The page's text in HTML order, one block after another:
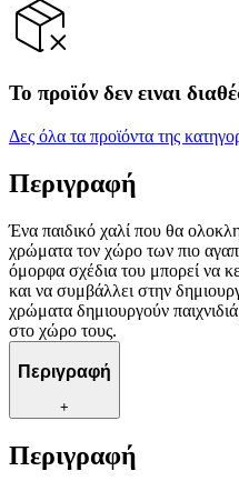
Το προϊόν δεν ειναι
Δες όλα τα προϊόντα της
Περιγραφή
Ένα παιδικό χαλί που θα
χρώματα τον χώρο των πιο
όμορφα σχέδια του μπορεί να
και να συμβάλλει στην
χρώματα δημιουργούν
στο χώρο τους.
Περιγραφή
+
Περιγραφή